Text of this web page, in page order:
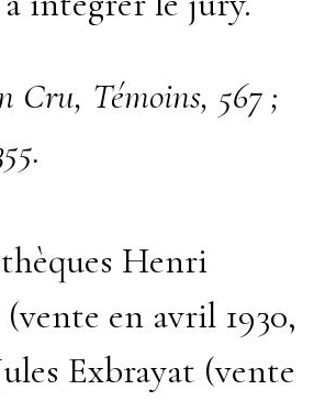
Cru, Témoins, 567 ;
Henri
en avril 1930,
Exbrayat (vente